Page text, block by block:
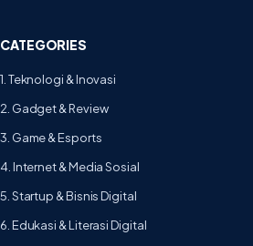
CATEGORIES
1. Teknologi & Inovasi
2. Gadget & Review
3. Game & Esports
4. Internet & Media Sosial
5. Startup & Bisnis Digital
6. Edukasi & Literasi Digital